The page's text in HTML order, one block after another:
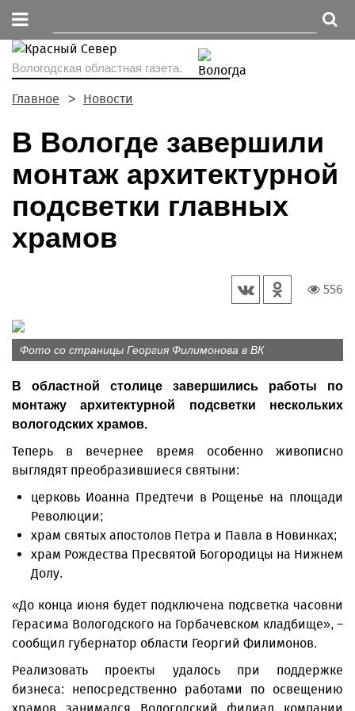
Вологодская областная газета.
Главное Новости
В Вологде завершили
монтаж архитектурной
подсветки главных
храмов
556
Фото со страницы Георгия Филимонова в ВК
В областной столице завершились работы по
монтажу архитектурной подсветки нескольких
вологодских храмов.
Теперь в вечернее время особенно живописно
выглядят преобразившиеся святыни:
церковь Иоанна Предтечи в Рощенье на площади
Революции;
храм святых апостолов Петра и Павла в Новинках;
храм Рождества Пресвятой Богородицы на Нижнем
Долу.
«До конца июня будет подключена подсветка часовни
Герасима Вологодского на Горбачевском кладбище», –
сообщил губернатор области Георгий Филимонов.
Реализовать проекты удалось при поддержке
бизнеса: непосредственно работами по освещению